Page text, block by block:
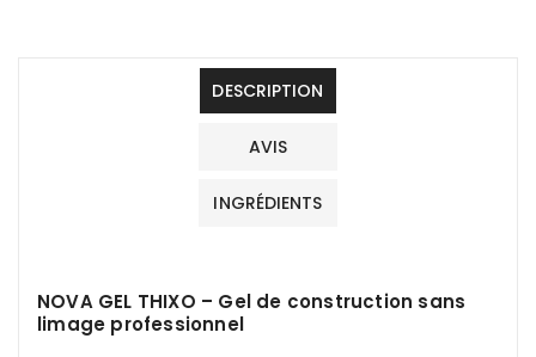
DESCRIPTION
AVIS
INGRÉDIENTS
NOVA GEL THIXO – Gel de construction sans
limage professionnel